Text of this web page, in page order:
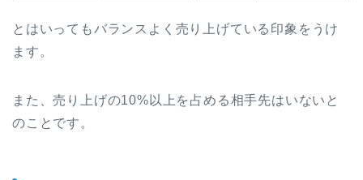
とはいってもバランスよく売り上げている印象をうけ
ます。
また、売り上げの10%以上を占める相手先はいないと
のことです。